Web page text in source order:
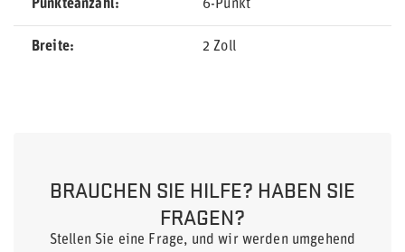
Punkteanzahl 6-Punkt
Breite 2 Zoll
BRAUCHEN SIE HILFE? HABEN SIE
FRAGEN?
Stellen Sie eine Frage, und wir werden umgehend